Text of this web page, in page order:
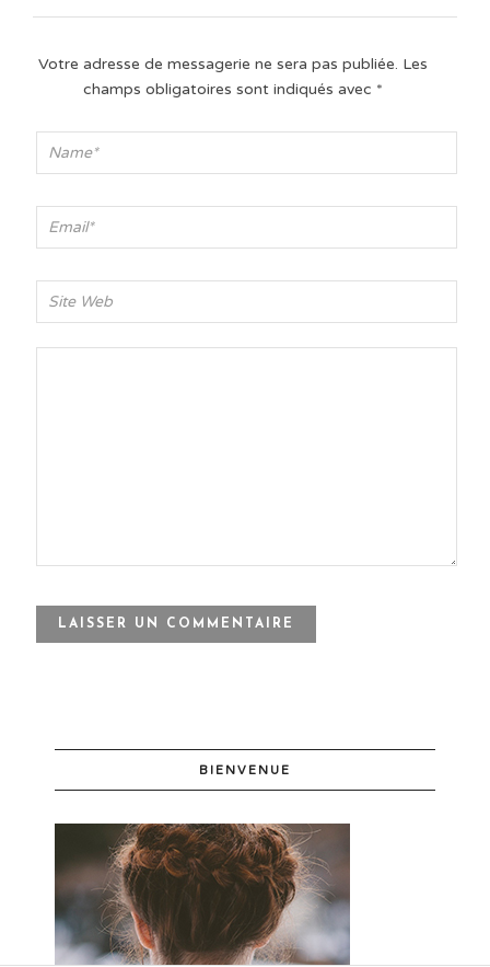
Votre adresse de messagerie ne sera pas publiée. Les
champs obligatoires sont indiqués avec *
BIENVENUE